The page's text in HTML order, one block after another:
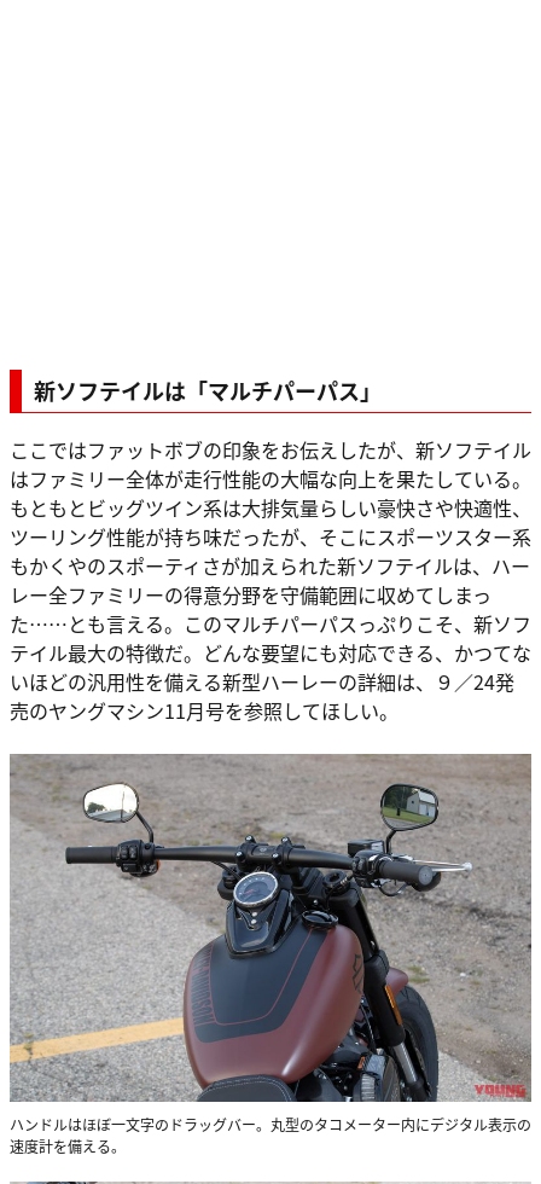
新ソフテイルは「マルチパーパス」
ここではファットボブの印象をお伝えしたが、新ソフテイル
はファミリー全体が走行性能の大幅な向上を果たしている。
もともとビッグツイン系は大排気量らしい豪快さや快適性、
ツーリング性能が持ち味だったが、そこにスポーツスター系
もかくやのスポーティさが加えられた新ソフテイルは、ハー
レー全ファミリーの得意分野を守備範囲に収めてしまっ
た……とも言える。このマルチパーパスっぷりこそ、新ソフ
テイル最大の特徴だ。どんな要望にも対応できる、かつてな
いほどの汎用性を備える新型ハーレーの詳細は、９／24発
売のヤングマシン11月号を参照してほしい。
ハンドルはほぼ一文字のドラッグバー。丸型のタコメーター内にデジタル表示の
速度計を備える。